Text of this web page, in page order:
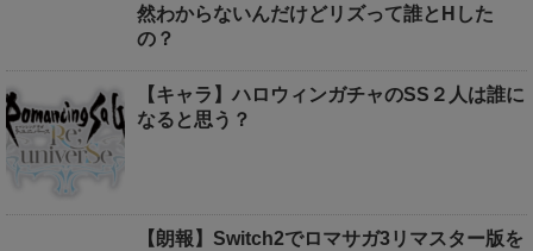
然わからないんだけどリズって誰とHした
の？
【キャラ】ハロウィンガチャのSS２人は誰に
なると思う？
【朗報】Switch2でロマサガ3リマスター版を